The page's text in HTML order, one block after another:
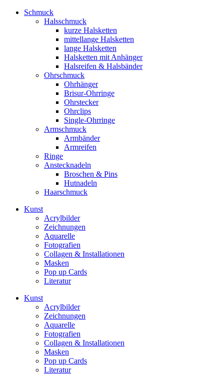
Schmuck
Halsschmuck
kurze Halsketten
mittellange Halsketten
lange Halsketten
Halsketten mit Anhänger
Halsreifen & Halsbänder
Ohrschmuck
Ohrhänger
Brisur-Ohrringe
Ohrstecker
Ohrclips
Single-Ohrringe
Armschmuck
Armbänder
Armreifen
Ringe
Anstecknadeln
Broschen & Pins
Hutnadeln
Haarschmuck
Kunst
Acrylbilder
Zeichnungen
Aquarelle
Fotografien
Collagen & Installationen
Masken
Pop up Cards
Literatur
Kunst
Acrylbilder
Zeichnungen
Aquarelle
Fotografien
Collagen & Installationen
Masken
Pop up Cards
Literatur